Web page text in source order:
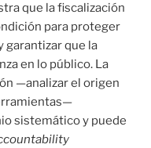
que la fiscalización
para proteger
garantizar que la
en lo público. La
—analizar el origen
sistemático y puede